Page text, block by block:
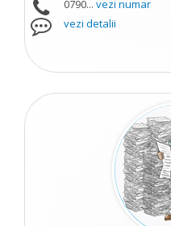
0790... vezi numar
vezi detalii